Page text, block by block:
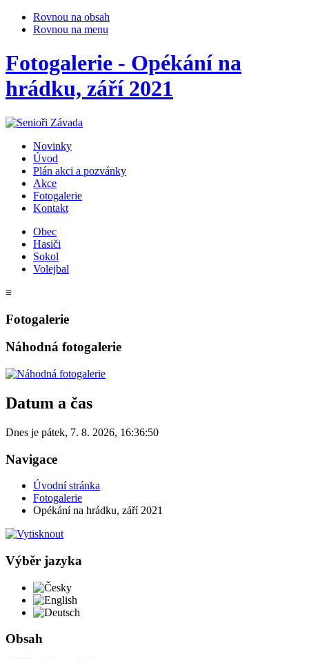
Rovnou na obsah
Rovnou na menu
Fotogalerie - Opékání na
hrádku, září 2021
Novinky
Úvod
Plán akci a pozvánky
Akce
Fotogalerie
Kontakt
Obec
Hasiči
Sokol
Volejbal
≡
Fotogalerie
Náhodná fotogalerie
Datum a čas
Dnes je pátek, 7. 8. 2026, 16:36:50
Navigace
Úvodní stránka
Fotogalerie
Opékání na hrádku, září 2021
Výběr jazyka
Česky
Obsah